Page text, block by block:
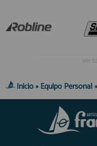
ver
Inicio»Equipo Personal»